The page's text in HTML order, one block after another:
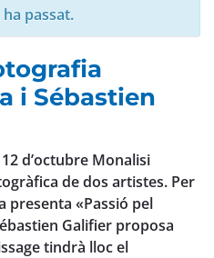
passat.
i Sébastien
d’octubre Monalisi
de dos artistes. Per
presenta «Passió pel
Galifier proposa
tindrà lloc el